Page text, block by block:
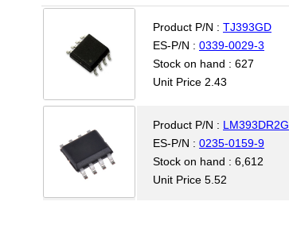
Product P/N : TJ393GD
ES-P/N : 0339-0029-3
Stock on hand : 627
Unit Price 2.43
Product P/N : LM393DR2G
ES-P/N : 0235-0159-9
Stock on hand : 6,612
Unit Price 5.52